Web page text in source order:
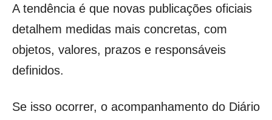
A tendência é que novas publicações oficiais
detalhem medidas mais concretas, com
objetos, valores, prazos e responsáveis
definidos.
Se isso ocorrer, o acompanhamento do Diário